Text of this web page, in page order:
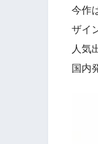
今作
ザイ
人気
国内